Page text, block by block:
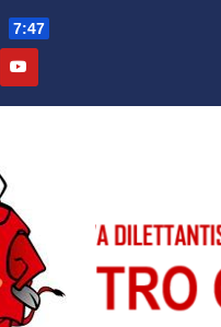
7:47